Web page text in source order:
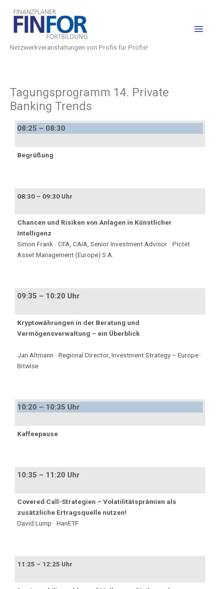
springen
Inhalt
springen
Netzwerkveranstaltungen von Profis für Profis!
Tagungsprogramm 14. Private
Banking Trends
08:25 – 08:30
Begrüßung
08:30 – 09:30 Uhr
Chancen und Risiken von Anlagen in Künstlicher
Intelligenz
Simon Frank · CFA, CAIA, Senior Investment Advisor · Pictet
Asset Management (Europe) S.A.
09:35 – 10:20 Uhr
Kryptowährungen in der Beratung und
Vermögensverwaltung – ein Überblick
Jan Altmann · Regional Director, Investment Strategy – Europe ·
Bitwise
10:20 – 10:35 Uhr
Kaffeepause
10:35 – 11:20 Uhr
Covered Call-Strategien – Volatilitätsprämien als
zusätzliche Ertragsquelle nutzen!
David Lump · HanETF
11:25 – 12:25 Uhr